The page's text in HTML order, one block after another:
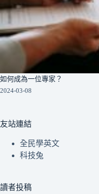
如何成為一位專家？
2024-03-08
友站連結
全民學英文
科技兔
讀者投稿